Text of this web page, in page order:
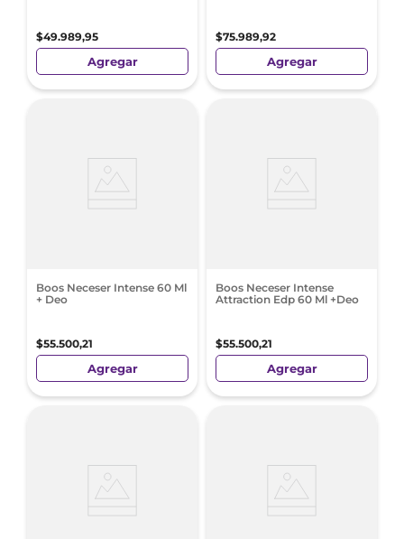
$49.989,95
Agregar
$75.989,92
Agregar
Boos Neceser Intense 60 Ml
+ Deo
$55.500,21
Agregar
Boos Neceser Intense
Attraction Edp 60 Ml +Deo
$55.500,21
Agregar